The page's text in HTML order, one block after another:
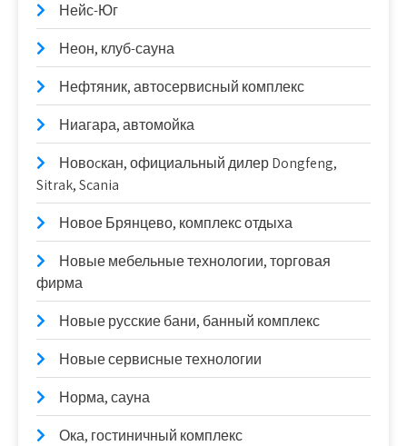
Нейс-Юг
Неон, клуб-сауна
Нефтяник, автосервисный комплекс
Ниагара, автомойка
Новоcкан, официальный дилер Dongfeng,
Sitrak, Scania
Новое Брянцево, комплекс отдыха
Новые мебельные технологии, торговая
фирма
Новые русские бани, банный комплекс
Новые сервисные технологии
Норма, сауна
Ока, гостиничный комплекс